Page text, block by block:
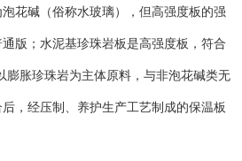
花碱（俗称水玻璃），但高强度板的强
版；水泥基珍珠岩板是高强度板，符合
胀珍珠岩为主体原料，与非泡花碱类无
，经压制、养护生产工艺制成的保温板